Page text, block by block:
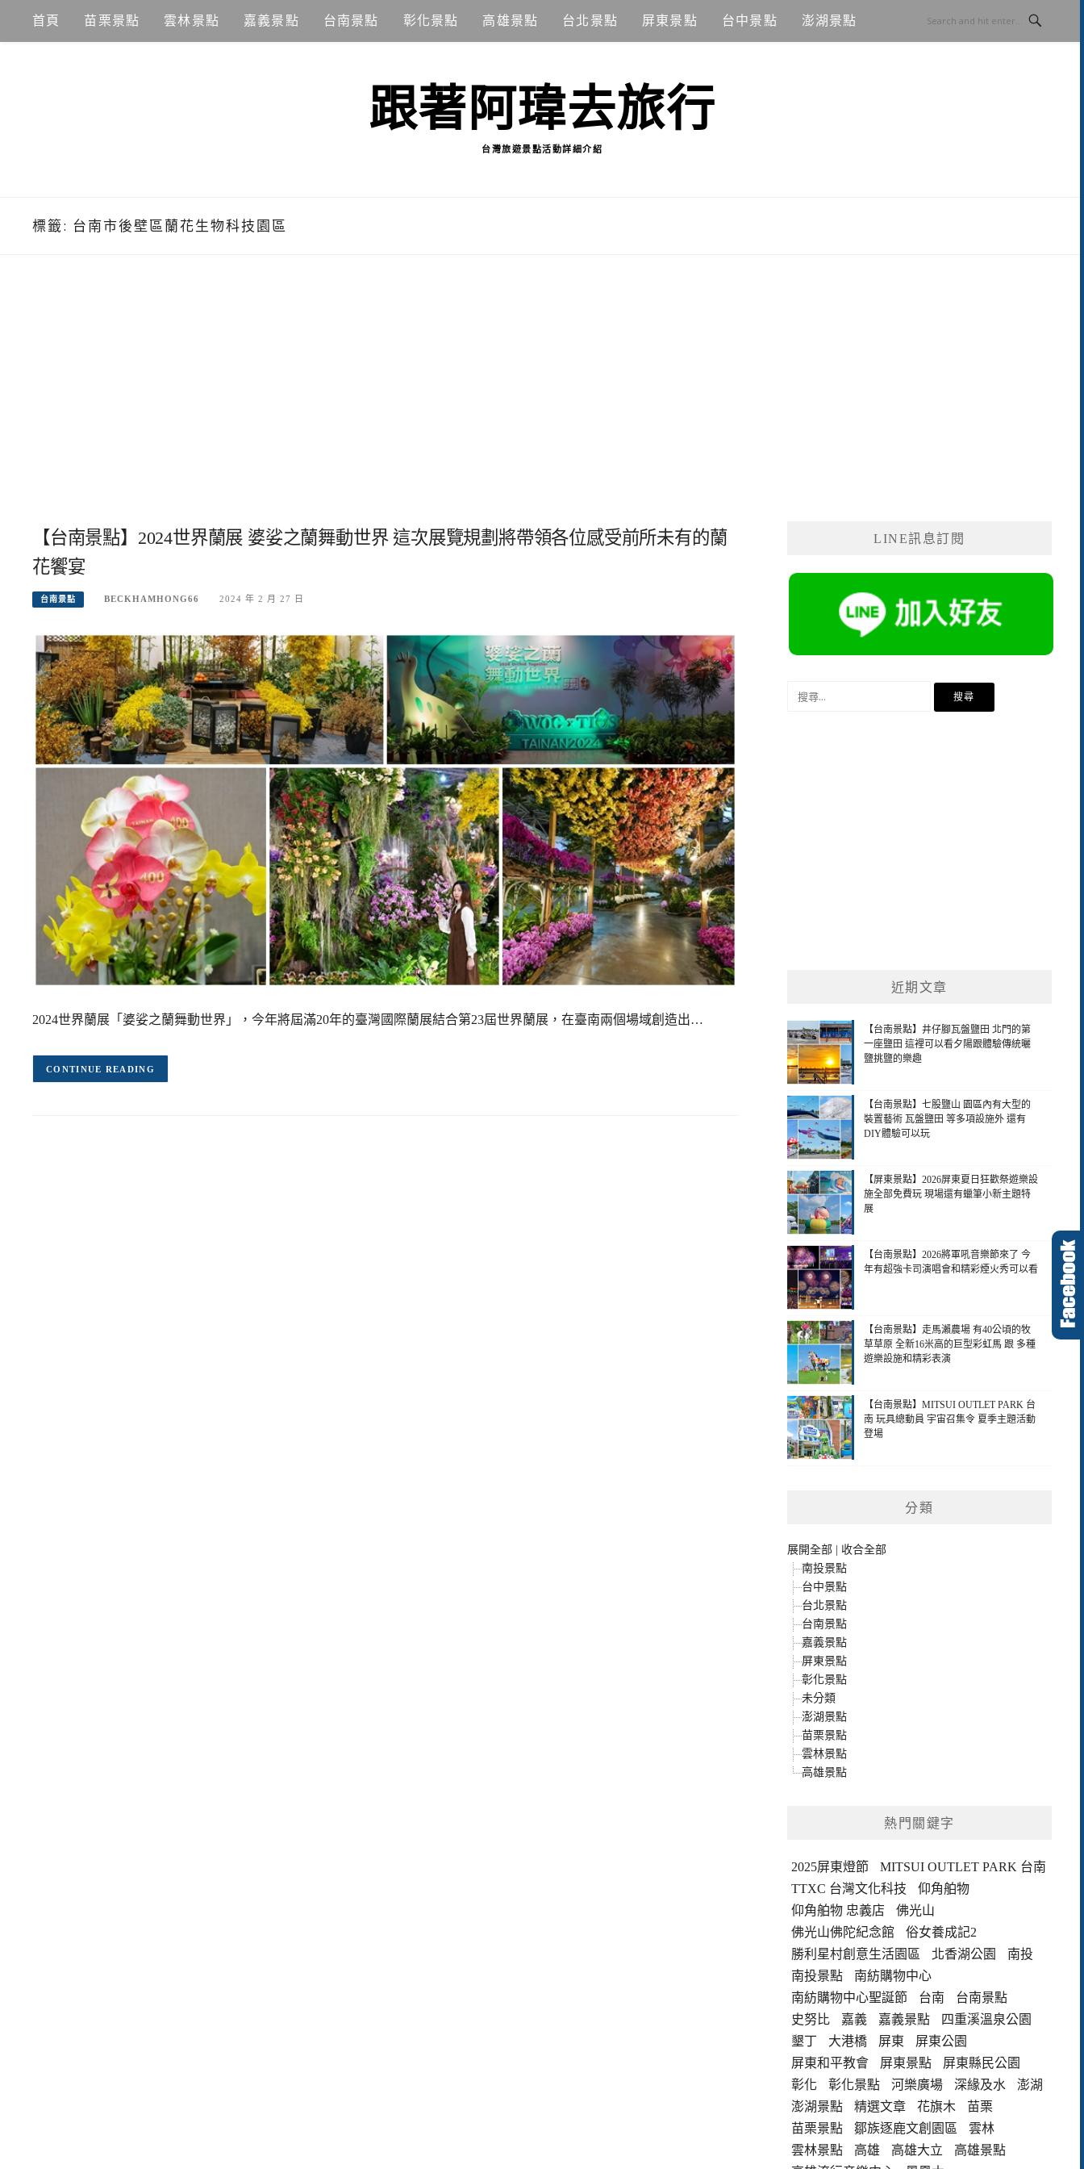
content
首頁 苗栗景點 雲林景點 嘉義景點 台南景點 彰化景點 高雄景點 台北景點 屏東景點 台中景點 澎湖景點
跟著阿瑋去旅行
台灣旅遊景點活動詳細介紹
標籤: 台南市後壁區蘭花生物科技園區
【台南景點】2024世界蘭展 婆娑之蘭舞動世界 這次展覽規劃將帶領各位感受前所未有的蘭
花饗宴
台南景點 BECKHAMHONG66 2024 年 2 月 27 日
2024世界蘭展「婆娑之蘭舞動世界」，今年將屆滿20年的臺灣國際蘭展結合第23屆世界蘭展，在臺南兩個場域創造出…
CONTINUE READING
LINE訊息訂閱
近期文章
【台南景點】井仔腳瓦盤鹽田 北門的第
一座鹽田 這裡可以看夕陽跟體驗傳統曬
鹽挑鹽的樂趣
【台南景點】七股鹽山 園區內有大型的
裝置藝術 瓦盤鹽田 等多項設施外 還有
DIY體驗可以玩
【屏東景點】2026屏東夏日狂歡祭遊樂設
施全部免費玩 現場還有蠟筆小新主題特
展
【台南景點】2026將軍吼音樂節來了 今
年有超強卡司演唱會和精彩煙火秀可以看
【台南景點】走馬瀨農場 有40公頃的牧
草草原 全新16米高的巨型彩虹馬 跟 多種
遊樂設施和精彩表演
【台南景點】MITSUI OUTLET PARK 台
南 玩具總動員 宇宙召集令 夏季主題活動
登場
分類
展開全部
收合全部
南投景點
台中景點
台北景點
台南景點
嘉義景點
屏東景點
彰化景點
未分類
澎湖景點
苗栗景點
雲林景點
高雄景點
熱門關鍵字
2025屏東燈節
MITSUI OUTLET PARK 台南
TTXC 台灣文化科技
仰角舶物
仰角舶物 忠義店
佛光山
佛光山佛陀紀念館
俗女養成記2
勝利星村創意生活園區
北香湖公園
南投
南投景點
南紡購物中心
南紡購物中心聖誕節
台南
台南景點
史努比
嘉義 嘉義景點
四重溪溫泉公園
墾丁
大港橋 屏東
屏東公園
屏東和平教會
屏東景點
屏東縣民公園
彰化
彰化景點 河樂廣場 深緣及水
澎湖
澎湖景點
精選文章 花旗木
苗栗
苗栗景點
鄒族逐鹿文創園區
雲林
雲林景點
高雄 高雄大立
高雄景點